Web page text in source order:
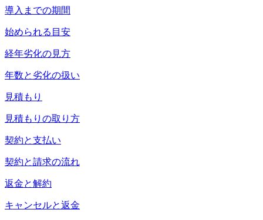
導入までの期間
始められる目安
経年劣化の見方
年数と劣化の扱い
見積もり
見積もりの取り方
契約と支払い
契約と請求の流れ
返金と解約
キャンセルと返金